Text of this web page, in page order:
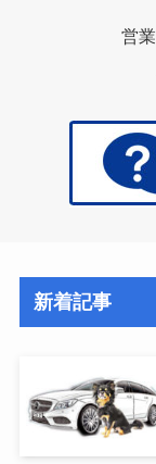
営
新着記事